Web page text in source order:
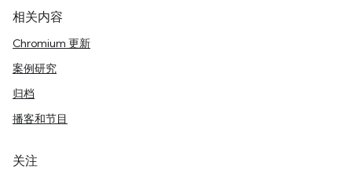
相关内容
Chromium 更新
案例研究
归档
播客和节目
关注